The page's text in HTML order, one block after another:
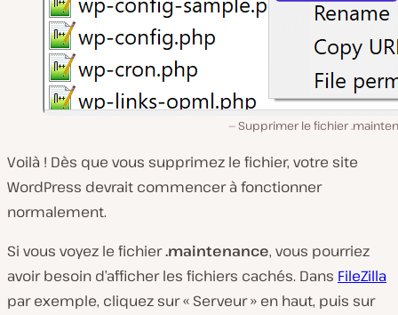
Supprimer le fichier
Voilà ! Dès que vous supprimez le fichier, votre site
WordPress devrait commencer à fonctionner
normalement.
Si vous voyez le fichier.maintenance, vous pourriez
avoir besoin d’afficher les fichiers cachés. Dans FileZilla
par exemple, cliquez sur « Serveur » en haut, puis sur